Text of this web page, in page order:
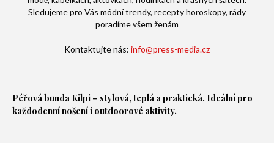
Sledujeme pro Vás módní trendy, recepty horoskopy, rády
poradíme všem ženám
Kontaktujte nás: info@press-media.cz
Péřová bunda Kilpi – stylová, teplá a praktická. Ideální pro
každodenní nošení i outdoorové aktivity.